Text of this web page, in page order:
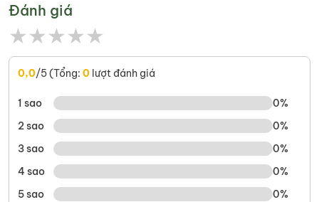
Đánh giá
★★★★★
0,0/5 (Tổng: 0 lượt đánh giá
1 sao
0%
2 sao
0%
3 sao
0%
4 sao
0%
5 sao
0%